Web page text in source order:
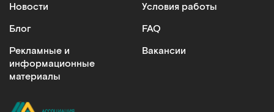
Новости
Блог
Рекламные и
информационные
материалы
Условия работы
FAQ
Вакансии